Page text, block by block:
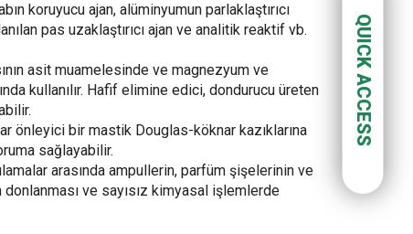
koruyucu ajan, alüminyumun parlaklaştırıcı
pas uzaklaştırıcı ajan ve analitik reaktif vb.
asit muamelesinde ve magnezyum ve
kullanılır. Hafif elimine edici, dondurucu üreten
önleyici bir mastik Douglas-köknar kazıklarına
sağlayabilir.
arasında ampullerin, parfüm şişelerinin ve
donlanması ve sayısız kimyasal işlemlerde
QUICK ACCESS